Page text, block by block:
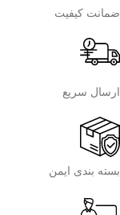
ضمانت کیفیت
ارسال سریع
بسته بندی ایمن